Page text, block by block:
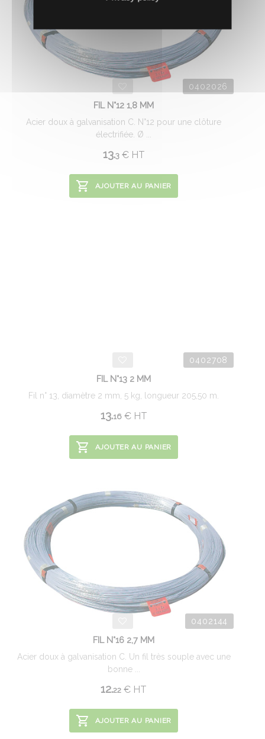
0402026
FIL N°12 1,8 MM
Acier doux à galvanisation C. N°12 pour une clôture
électrifiée. Ø ...
13.3 €HT
AJOUTER AU PANIER
0402708
FIL N°13 2 MM
Fil n° 13, diamètre 2 mm, 5 kg, longueur 205,50 m.
13.16 €HT
AJOUTER AU PANIER
0402144
FIL N°16 2,7 MM
Acier doux à galvanisation C. Un fil très souple avec une
bonne ...
12.22 € HT
AJOUTER AU PANIER